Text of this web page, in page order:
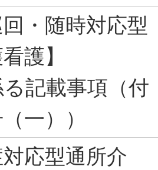
回・随時対応型
護】
記載事項（付
一））
対応型通所介